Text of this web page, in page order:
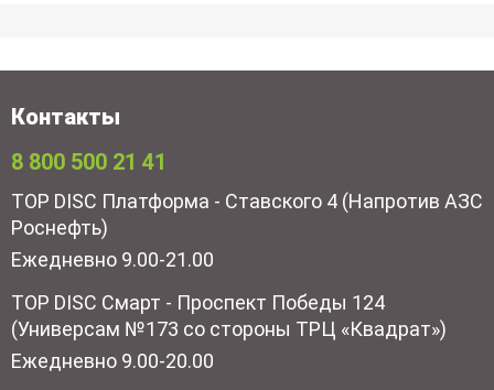
Контакты
8 800 500 21 41
TOP DISC Платформа - Ставского 4 (Напротив АЗС
Роснефть)
Ежедневно 9.00-21.00
TOP DISC Смарт - Проспект Победы 124
(Универсам №173 со стороны ТРЦ «Квадрат»)
Ежедневно 9.00-20.00